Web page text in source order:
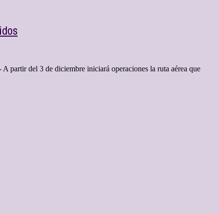
partir del 3 de diciembre iniciará operaciones la ruta aérea que